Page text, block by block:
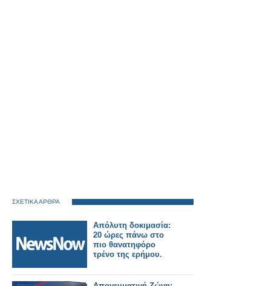
ΣΧΕΤΙΚΑ ΑΡΘΡΑ
Απόλυτη δοκιμασία:
20 ώρες πάνω στο
πιο θανατηφόρο
τρένο της ερήμου.